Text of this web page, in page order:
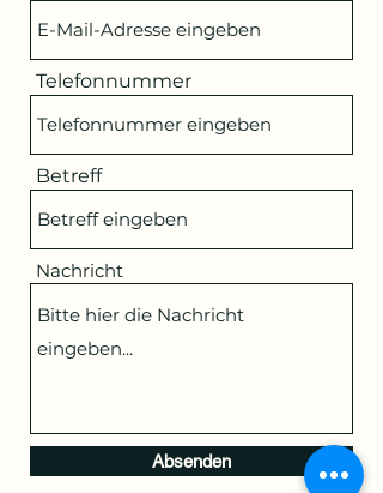
Telefonnummer
Betreff
Nachricht
Absenden